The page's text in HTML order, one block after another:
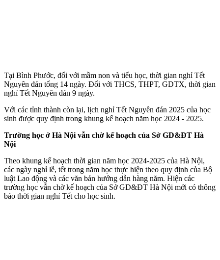
Tại Bình Phước, đối với mầm non và tiểu học, thời gian nghỉ Tết
Nguyên đán tổng 14 ngày. Đối với THCS, THPT, GDTX, thời gian
nghỉ Tết Nguyên đán 9 ngày.
Với các tỉnh thành còn lại, lịch nghỉ Tết Nguyên đán 2025 của học
sinh được quy định trong khung kế hoạch năm học 2024 - 2025.
Trường học ở Hà Nội vẫn chờ kế hoạch của Sở GD&ĐT Hà
Nội
Theo khung kế hoạch thời gian năm học 2024-2025 của Hà Nội,
các ngày nghỉ lễ, tết trong năm học thực hiện theo quy định của Bộ
luật Lao động và các văn bản hướng dẫn hàng năm. Hiện các
trường học vẫn chờ kế hoạch của Sở GD&ĐT Hà Nội mới có thông
báo thời gian nghỉ Tết cho học sinh.